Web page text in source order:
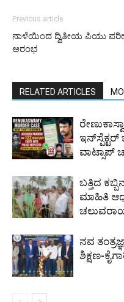
Previous article
ನಾಳೆಯಿಂದ ದ್ವಿತೀಯ ಪಿಯು
ಆರಂಭ
RELATED ARTICLES
ವಾಟ್ಸಾಪ್
ಬತ್ತಿದ
ಮಾಹಿತಿ
ನವ
ಶಿಕ್ಷಣ-